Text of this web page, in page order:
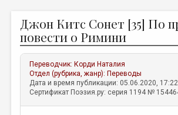
ЖАНРЫ
АВТОРЫ
КОММЕНТАРИИ
ЛИТСАЛОН
Джон Китс Сонет [35] По
повести о Римини
Переводчик: Корди Наталия
Отдел (рубрика, жанр): Переводы
Дата и время публикации: 05.06.2020,
Сертификат Поэзия.ру: серия 1194 №